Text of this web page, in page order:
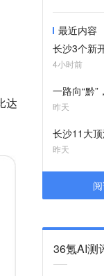
达
最近内容
长沙3个新
4小时前
一路向“黔
昨天
长沙11大
昨天
36氪AI测